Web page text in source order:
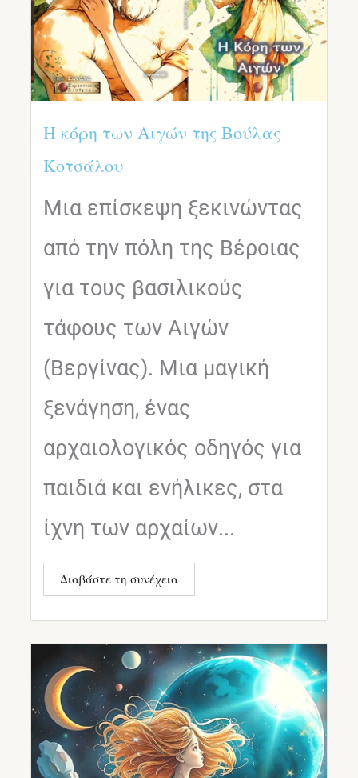
H κόρη των Αιγών της Βούλας
Κοτσάλου
Μια επίσκεψη ξεκινώντας
από την πόλη της Βέροιας
για τους βασιλικούς
τάφους των Αιγών
(Βεργίνας). Μια μαγική
ξενάγηση, ένας
αρχαιολογικός οδηγός για
παιδιά και ενήλικες, στα
ίχνη των αρχαίων...
Διαβάστε τη συνέχεια